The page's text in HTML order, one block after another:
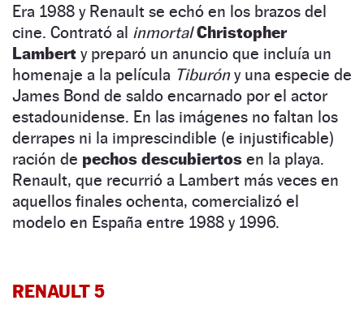
Era 1988 y Renault se echó en los brazos del
cine. Contrató al inmortal Christopher
Lambert y preparó un anuncio que incluía un
homenaje a la película Tiburóny una especie de
James Bond de saldo encarnado por el actor
estadounidense. En las imágenes no faltan los
derrapes ni la imprescindible (e injustificable)
ración de pechos descubiertos en la playa.
Renault, que recurrió a Lambert más veces en
aquellos finales ochenta, comercializó el
modelo en España entre 1988 y 1996.
RENAULT 5